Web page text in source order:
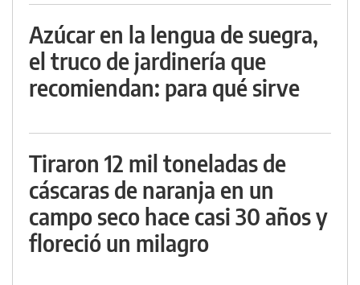
Azúcar en la lengua de suegra,
el truco de jardinería que
recomiendan: para qué sirve
Tiraron 12 mil toneladas de
cáscaras de naranja en un
campo seco hace casi 30 años y
floreció un milagro